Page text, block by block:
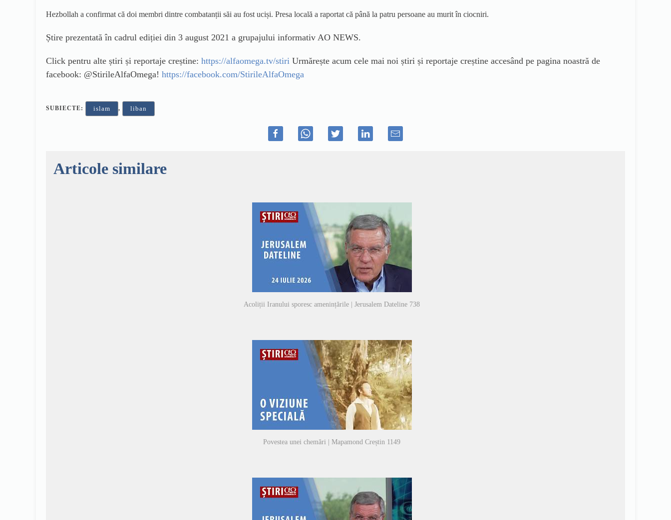
Hezbollah a confirmat că doi membri dintre combatanții săi au fost uciși. Presa locală a raportat că până la patru persoane au murit în ciocniri.
Știre prezentată în cadrul ediției din 3 august 2021 a grupajului informativ AO NEWS.
Click pentru alte știri și reportaje creștine: https://alfaomega.tv/stiri Urmărește acum cele mai noi știri și reportaje creștine accesând pe pagina noastră de
facebook: @StirileAlfaOmega! https://facebook.com/StirileAlfaOmega
SUBIECTE: islam , liban
Articole similare
Acoliții Iranului sporesc amenințările | Jerusalem Dateline 738
Povestea unei chemări | Mapamond Creștin 1149